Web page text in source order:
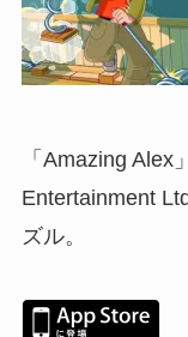
「Amazing
Entertainment
ズル。